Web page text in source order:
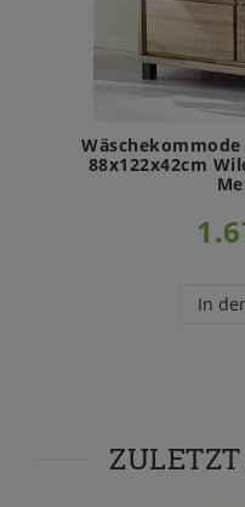
Wäschekommode
88x122x42cm
In